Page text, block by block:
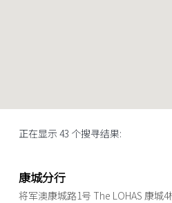
正在显示 43 个搜寻结果:
康城分行
将军澳康城路1号 The LOHAS 康城